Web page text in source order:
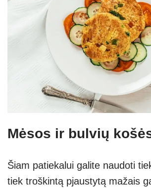
Mėsos ir bulvių
Šiam patiekalui galite naudoti
tiek troškintą pjaustytą mažais